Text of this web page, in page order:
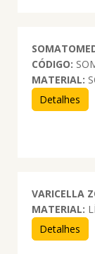
CÓDIGO:
MATERIAL:
Detalhes
VARICELLA
MATERIAL:
Detalhes